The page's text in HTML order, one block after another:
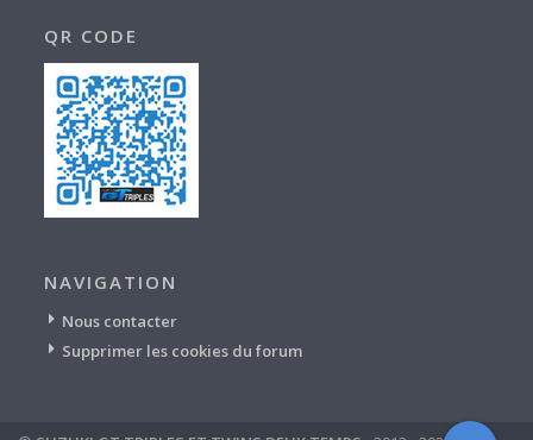
QR CODE
NAVIGATION
Nous contacter
Supprimer les cookies du forum